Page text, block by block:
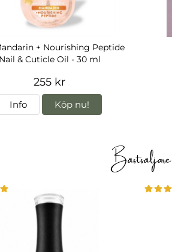
+ Nourishing Peptide
Nail & Cuticle Oil - 30 ml
255 kr
Info Köp nu!
Bästsäljare